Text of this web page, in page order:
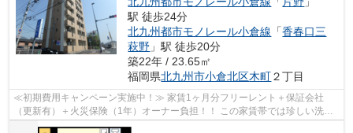
駅 徒歩24分
北九州都市モノレール小倉線 「香春口三
萩野 」駅 徒歩20分
築22年 / 23.65㎡
福岡県北九州市小倉北区木町２丁目
≪初期費用キャンペーン実施中！≫ 家賃1ヶ月分フリーレント＋保証会社
（更新有）＋火災保険（1年）オーナー負担！！ この家賃帯では珍しい洗面
脱衣所付きのワンルーム♪